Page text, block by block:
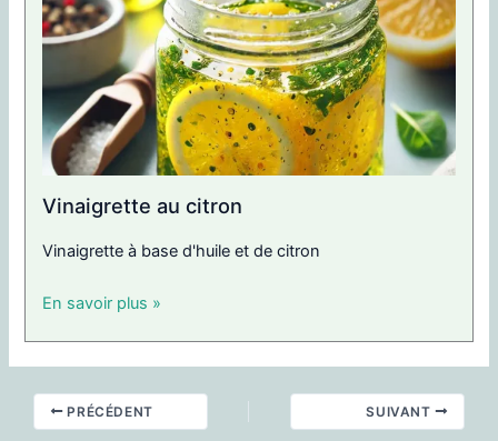
Vinaigrette au citron
Vinaigrette à base d'huile et de citron
En savoir plus »
PRÉCÉDENT SUIVANT